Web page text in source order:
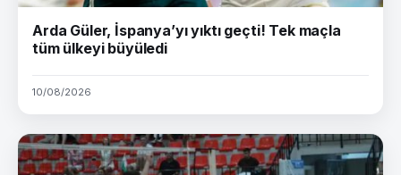
Arda Güler, İspanya’yı yıktı geçti! Tek maçla
tüm ülkeyi büyüledi
10/08/2026